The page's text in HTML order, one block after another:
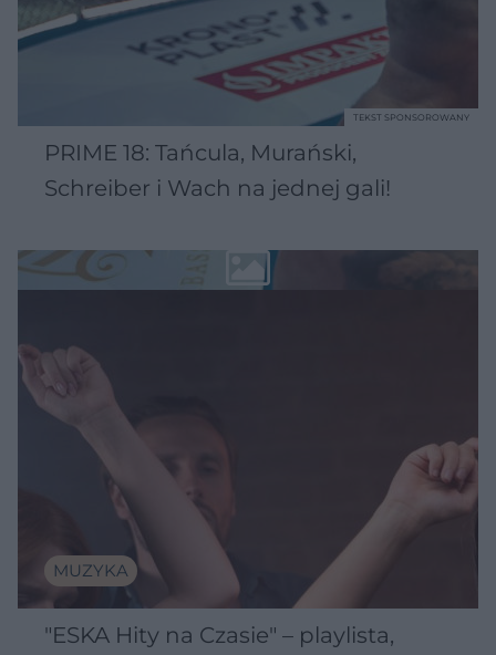
PRIME 18: Tańcula, Murański,
Schreiber i Wach na jednej gali!
TEKST SPONSOROWANY
MUZYKA
"ESKA Hity na Czasie" – playlista,